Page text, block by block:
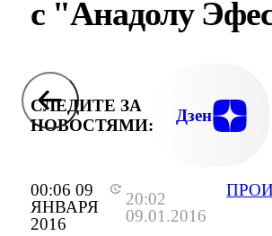
00:06 09
ЯНВАРЯ
2016
20:02
09.01.2016
с "Анадолу
СЛЕДИТЕ ЗА
НОВОСТЯМИ:
Дзен